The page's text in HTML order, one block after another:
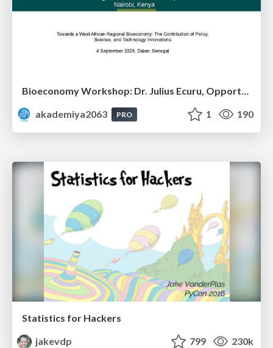
akademiya2063
PRO 1 190
Statistics for Hackers
jakevdp
799 230k